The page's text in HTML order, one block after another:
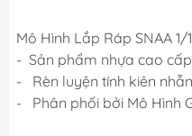
Mô Hình Lắp Ráp SNAA
- Sản phẩm nhựa cao
- Rèn luyện tính kiên
- Phân phối bởi Mô Hình